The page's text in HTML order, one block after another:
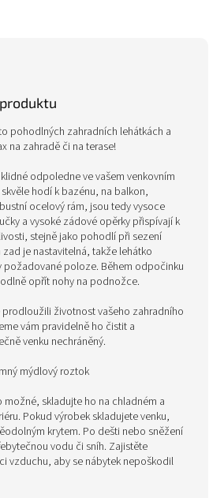
pohodlných zahradních lehátkách a
na zahradě či na terase!
odpoledne ve vašem venkovním
hodí k bazénu, na balkon,
ocelový rám, jsou tedy vysoce
a vysoké zádové opěrky přispívají k
stejně jako pohodlí při sezení
je nastavitelná, takže lehátko
požadované poloze. Během odpočinku
opřít nohy na podnožce.
prodloužili životnost vašeho zahradního
vám pravidelně ho čistit a
venku nechráněný.
mýdlový roztok
možné, skladujte ho na chladném a
Pokud výrobek skladujete venku,
krytem. Po dešti nebo sněžení
vodu či sníh. Zajistěte
vzduchu, aby se nábytek nepoškodil